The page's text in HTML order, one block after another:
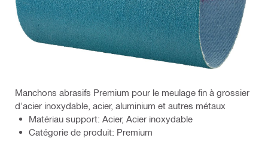
Manchons abrasifs Premium pour le meulage fin à grossier
d'acier inoxydable, acier, aluminium et autres métaux
Matériau support: Acier, Acier inoxydable
Catégorie de produit: Premium